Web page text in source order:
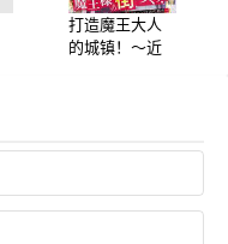
打造魔王大人
的城镇！～近